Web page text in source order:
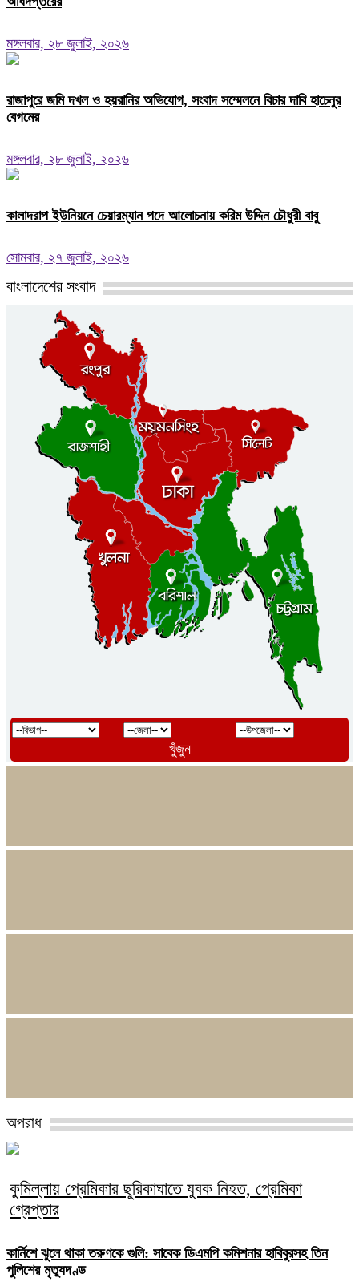
মঙ্গলবার, ২৮ জুলাই, ২০২৬
রাজাপুরে জমি দখল ও হয়রানির অভিযোগ, সংবাদ সম্মেলনে বিচার দাবি হাচেনুর
বেগমের
মঙ্গলবার, ২৮ জুলাই, ২০২৬
কালাদরাপ ইউনিয়নে চেয়ারম্যান পদে আলোচনায় করিম উদ্দিন চৌধুরী বাবু
সোমবার, ২৭ জুলাই, ২০২৬
বাংলাদেশের সংবাদ
খুঁজুন
অপরাধ
কুমিল্লায় প্রেমিকার ছুরিকাঘাতে যুবক নিহত, প্রেমিকা
গ্রেপ্তার
কার্নিশে ঝুলে থাকা তরুণকে গুলি: সাবেক ডিএমপি কমিশনার হাবিবুরসহ তিন
পুলিশের মৃত্যুদণ্ড